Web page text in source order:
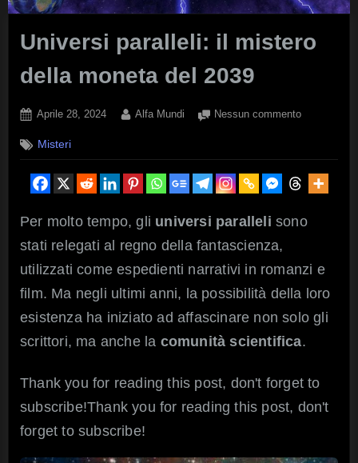
Universi paralleli: il mistero
della moneta del 2039
Posted
Aprile 28, 2024 By
Alfa Mundi Nessun commentosu
il
mistero
della
Misteri
Per molto tempo, gli universi paralleli sono
stati relegati al regno della fantascienza,
utilizzati come espedienti narrativi in romanzi e
film. Ma negli ultimi anni, la possibilità della loro
esistenza ha iniziato ad affascinare non solo gli
scrittori, ma anche la comunità scientifica.
Thank you for reading this post, don't forget to
subscribe!Thank you for reading this post, don't
forget to subscribe!